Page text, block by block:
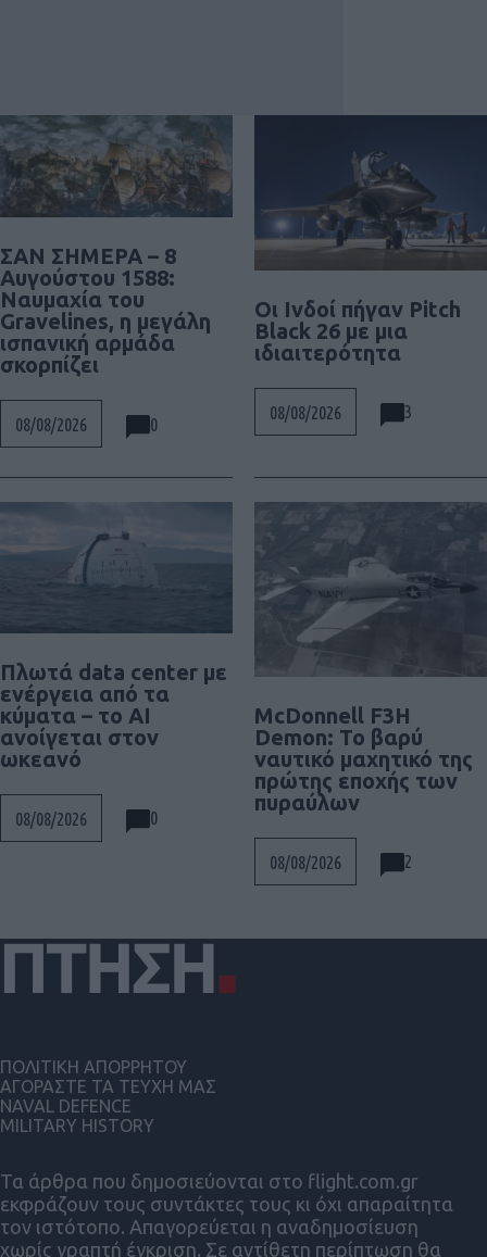
ΣΑΝ ΣΗΜΕΡΑ – 8
Αυγούστου 1588:
Ναυμαχία του
Gravelines, η μεγάλη
ισπανική αρμάδα
σκορπίζει
08/08/2026 0
Οι Ινδοί πήγαν Pitch
Black 26 με μια
ιδιαιτερότητα
08/08/2026 3
Πλωτά data center με
ενέργεια από τα
κύματα – το AI
ανοίγεται στον
ωκεανό
08/08/2026 0
McDonnell F3H
Demon: Το βαρύ
ναυτικό μαχητικό της
πρώτης εποχής των
πυραύλων
08/08/2026 2
Τα άρθρα που δημοσιεύονται στο flight.com.gr
εκφράζουν τους συντάκτες τους κι όχι απαραίτητα
τον ιστότοπο. Απαγορεύεται η αναδημοσίευση
χωρίς γραπτή έγκριση. Σε αντίθετη περίπτωση θα
ΠΟΛΙΤΙΚΗ ΑΠΟΡΡΗΤΟΥ
ΑΓΟΡΑΣΤΕ ΤΑ ΤΕΥΧΗ ΜΑΣ
NAVAL DEFENCE
MILITARY HISTORY